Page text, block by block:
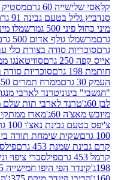
60 גרם
מסטיק אגוגו בטעם פירות 40
גבינה 91 גרם
מרשמלו כובע
ג
מרשמלו מיני ורוד פיני 500 ג
אדום 500 גרם
בצורת כלי עבודה 216 גרם
סוויטאנגו ממתיק 700 גרם
סוכריות סודה בצורת פיצה 180 גרם
ממרח תמרים 450 גרם קליית גת
טרנד לארבי מנגו וקשיו 28ג'
לארבי תות שלם מיובש שוקו 60ג'
מארז ממתקים שקית
נאצ'ו 100 גרם
ג'מבו
שימחת תורה בינוניתתערובת
453 גרם
פילסברי ציפוי
פילסברי ציפוי וניל ל.ת.סוכר 454ג'
היפו חמישייה 105 גרם